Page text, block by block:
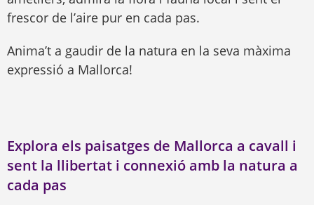
frescor de l’aire pur en cada pas.
Anima’t a gaudir de la natura en la seva màxima
expressió a Mallorca!
Explora els paisatges de Mallorca a cavall i
sent la llibertat i connexió amb la natura a
cada pas